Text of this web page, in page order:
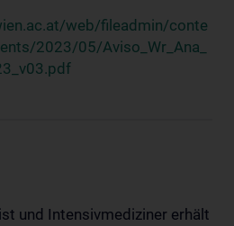
web/fileadmin/conte
2023/05/Aviso_Wr_Ana_
und Intensivmediziner erhält